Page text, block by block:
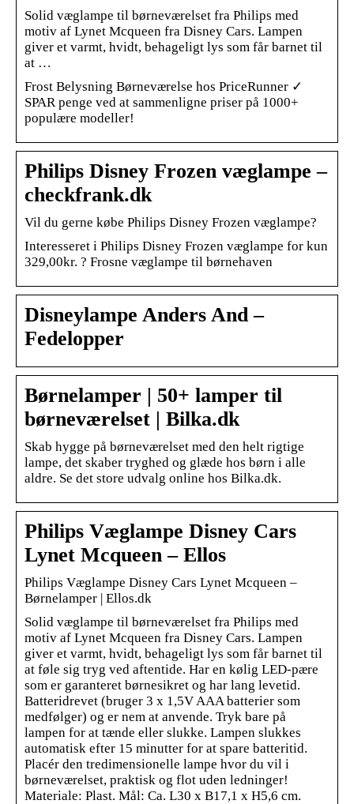
Solid væglampe til børneværelset fra Philips med
motiv af Lynet Mcqueen fra Disney Cars. Lampen
giver et varmt, hvidt, behageligt lys som får barnet til
at …
Frost Belysning Børneværelse hos PriceRunner ✓
SPAR penge ved at sammenligne priser på 1000+
populære modeller!
Philips Disney Frozen væglampe –
checkfrank.dk
Vil du gerne købe Philips Disney Frozen væglampe?
Interesseret i Philips Disney Frozen væglampe for kun
329,00kr. ? Frosne væglampe til børnehaven
Disneylampe Anders And –
Fedelopper
Børnelamper | 50+ lamper til
børneværelset | Bilka.dk
Skab hygge på børneværelset med den helt rigtige
lampe, det skaber tryghed og glæde hos børn i alle
aldre. Se det store udvalg online hos Bilka.dk.
Philips Væglampe Disney Cars
Lynet Mcqueen – Ellos
Philips Væglampe Disney Cars Lynet Mcqueen –
Børnelamper | Ellos.dk
Solid væglampe til børneværelset fra Philips med
motiv af Lynet Mcqueen fra Disney Cars. Lampen
giver et varmt, hvidt, behageligt lys som får barnet til
at føle sig tryg ved aftentide. Har en kølig LED-pære
som er garanteret børnesikret og har lang levetid.
Batteridrevet (bruger 3 x 1,5V AAA batterier som
medfølger) og er nem at anvende. Tryk bare på
lampen for at tænde eller slukke. Lampen slukkes
automatisk efter 15 minutter for at spare batteritid.
Placér den tredimensionelle lampe hvor du vil i
børneværelset, praktisk og flot uden ledninger!
Materiale: Plast. Mål: Ca. L30 x B17,1 x H5,6 cm.